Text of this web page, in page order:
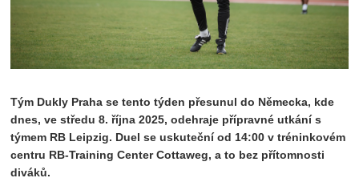
Tým Dukly Praha se tento týden přesunul do Německa, kde
dnes, ve středu 8. října 2025, odehraje přípravné utkání s
týmem RB Leipzig. Duel se uskuteční od 14:00 v tréninkovém
centru RB-Training Center Cottaweg, a to bez přítomnosti
diváků.